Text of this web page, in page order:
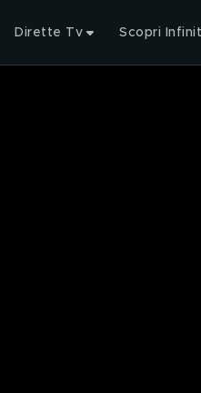
Dirette Tv Scopri